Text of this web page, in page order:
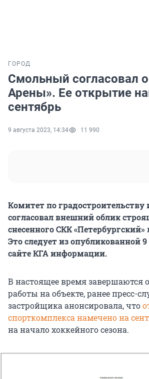
ГОРОД
Смольный согласовал
Арены». Ее открытие
сентябрь
9 августа 2023, 14:34 11 990
Комитет по градостроительству
согласовал внешний облик
снесенного СКК
Это следует из опубликованной 9
сайте КГА информации.
В настоящее время завершаются
работы на объекте, ранее пресс-
застройщика анонсировала, что
спорткомплекса намечено на
на начало хоккейного сезона.